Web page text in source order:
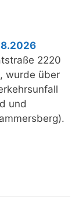
2220
wurde über
und